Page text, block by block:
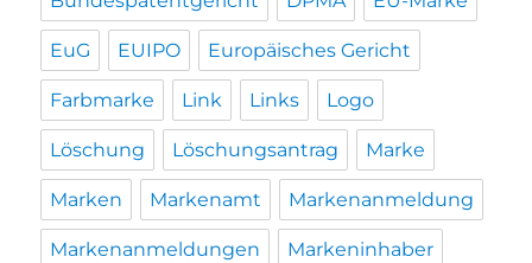
EuG EUIPO Europäisches Gericht
Farbmarke Link Links Logo
Löschung Löschungsantrag Marke
Marken Markenamt Markenanmeldung
Markenanmeldungen Markeninhaber